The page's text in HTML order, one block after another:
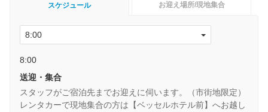
スケジュール お迎え場所/現地集合
8:00
送迎・集合
スタッフがご宿泊先までお迎えに伺います。（市街地限定）
レンタカーで現地集合の方は【ベッセルホテル前】へお越し